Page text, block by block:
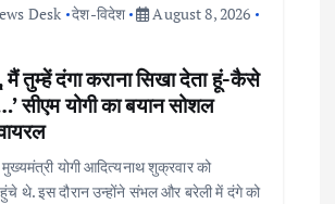
Desk देश-विदेश
August 8, 2026
तुम्हें दंगा कराना सिखा देता हूं-कैसे
सीएम योगी का बयान सोशल
योगी आदित्यनाथ शुक्रवार को
थे. इस दौरान उन्होंने संभल और बरेली में दंगे को